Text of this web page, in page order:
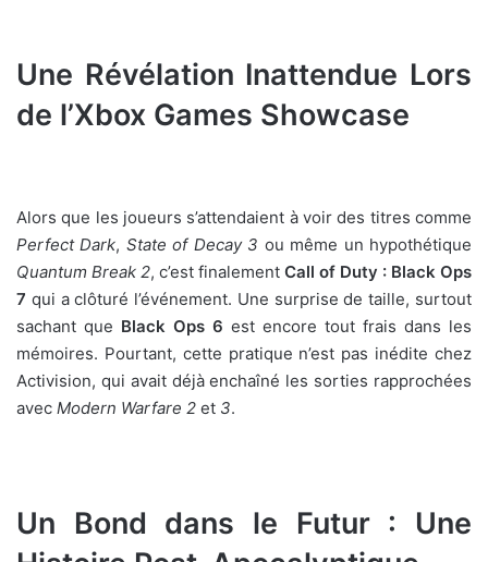
Une Révélation Inattendue Lors
de l’Xbox Games Showcase
Alors que les joueurs s’attendaient à voir des titres comme
Perfect Dark, State of Decay 3 ou même un hypothétique
Quantum Break 2, c’est finalement Call of Duty : Black Ops
7 qui a clôturé l’événement. Une surprise de taille, surtout
sachant que Black Ops 6 est encore tout frais dans les
mémoires. Pourtant, cette pratique n’est pas inédite chez
Activision, qui avait déjà enchaîné les sorties rapprochées
avec Modern Warfare 2 et 3.
Un Bond dans le Futur : Une